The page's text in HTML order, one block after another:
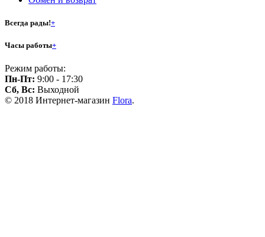
Всегда рады!+
Часы работы+
Режим работы:
Пн-Пт: 9:00 - 17:30
Сб, Вс: Выходной
© 2018 Интернет-магазин Flora.